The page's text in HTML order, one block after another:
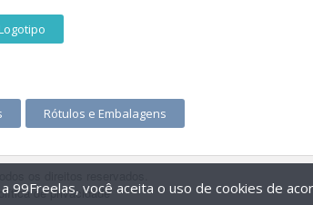
Rótulos e Embalagens
de privacidadevocê aceita o uso de cookies de